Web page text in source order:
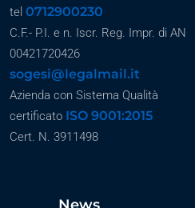
tel 0712900230
C.F.- P.I. e n. Iscr. Reg. Impr. di AN
00421720426
sogesi@legalmail.it
Azienda con Sistema Qualità
certificato ISO 9001:2015
Cert. N. 3911498